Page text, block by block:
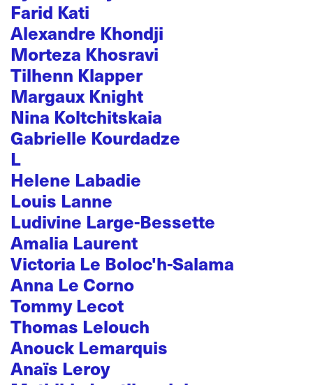
Farid Kati
Alexandre Khondji
Morteza Khosravi
Tilhenn Klapper
Margaux Knight
Nina Koltchitskaia
Gabrielle Kourdadze
L
Helene Labadie
Louis Lanne
Ludivine Large-Bessette
Amalia Laurent
Victoria Le Boloc'h-Salama
Anna Le Corno
Tommy Lecot
Thomas Lelouch
Anouck Lemarquis
Anaïs Leroy